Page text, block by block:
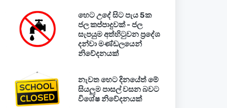
හෙට උදේ සිට පැය 5ක
ජල කප්පාදුවක් - ජල
සැපයුම අත්හිටුවන ප්‍රදේශ
දන්වා මණ්ඩලයෙන්
නිවේදනයක්
නැවත හෙට දිනයේත් මේ
සියලුම පාසල් වසන බවට
විශේෂ නිවේදනයක්